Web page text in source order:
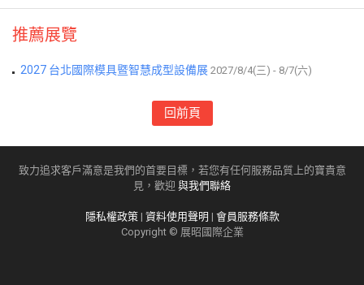
推薦展覽
2027 台北國際模具暨智慧成型設備展 2027/8/4(三) - 8/7(六)
回前頁
致力追求客戶滿意是我們的首要目標，若您有任何服務品質上的寶貴意
見，歡迎 與我們聯絡
隱私權政策| 資料使用聲明 | 會員服務條款
Copyright © 展昭國際企業